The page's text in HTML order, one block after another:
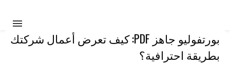
بورتفوليو جاهز PDF: كيف تعرض أعمال شركتك
بطريقة احترافية؟